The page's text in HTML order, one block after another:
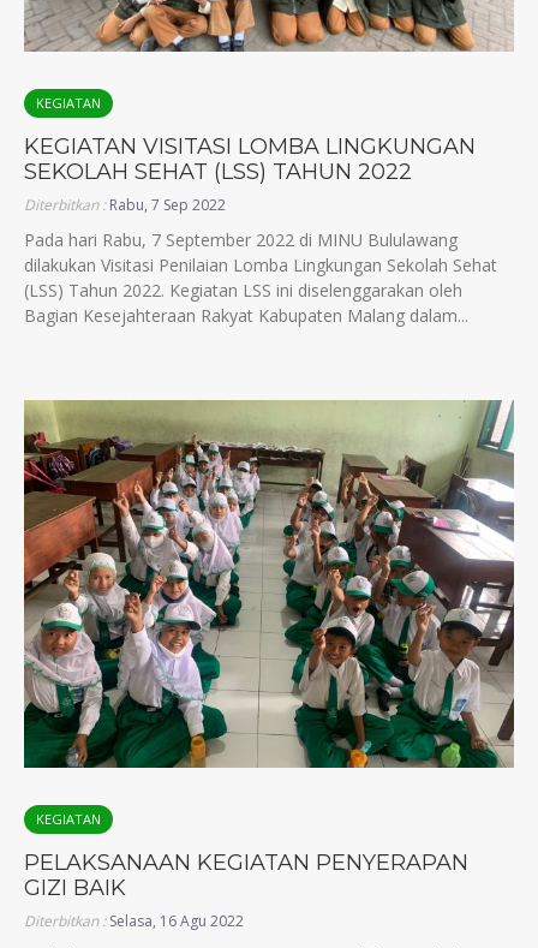
KEGIATAN
KEGIATAN VISITASI LOMBA LINGKUNGAN
SEKOLAH SEHAT (LSS) TAHUN 2022
Diterbitkan :Rabu, 7 Sep 2022
Pada hari Rabu, 7 September 2022 di MINU Bululawang
dilakukan Visitasi Penilaian Lomba Lingkungan Sekolah Sehat
(LSS) Tahun 2022. Kegiatan LSS ini diselenggarakan oleh
Bagian Kesejahteraan Rakyat Kabupaten Malang dalam...
KEGIATAN
PELAKSANAAN KEGIATAN PENYERAPAN
GIZI BAIK
Diterbitkan :Selasa, 16 Agu 2022